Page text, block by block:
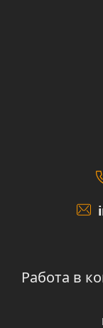
Работа в